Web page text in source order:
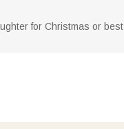
for Christmas or best